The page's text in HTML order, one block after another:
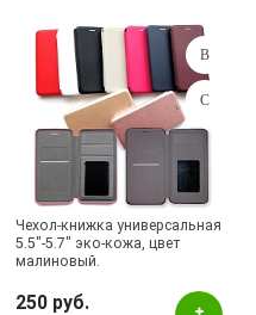
Чехол-книжка универсальная
5.5"-5.7" эко-кожа, цвет
малиновый.
250 руб.